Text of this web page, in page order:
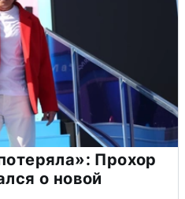
Прохор
о новой